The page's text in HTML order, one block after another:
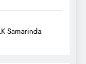
Samarinda